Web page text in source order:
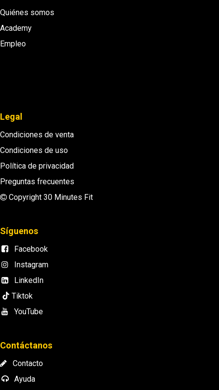
Quiénes somos
Academy
Empleo
Legal
Condiciones de venta
Condiciones de uso
Política de privacidad
Preguntas frecuentes
Copyright 30 Minutes Fit
Síguenos
Facebook
Instagram
LinkedIn
Tiktok
YouTube
Contáctanos
Contacto
Ayuda